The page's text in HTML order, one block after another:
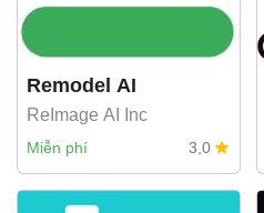
Remodel AI
ReImage AI Inc
Miễn phí 3,0